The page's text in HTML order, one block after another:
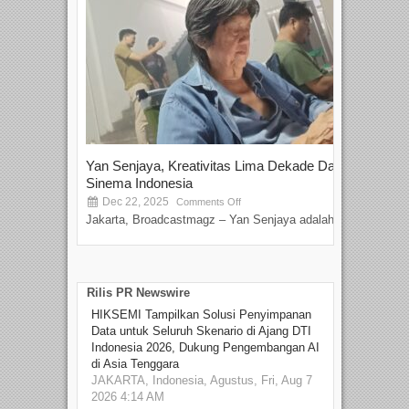
Yan Senjaya, Kreativitas Lima Dekade Dalam
Sinema Indonesia
Dec 22, 2025 Comments Off
Jakarta, Broadcastmagz – Yan Senjaya adalah...
Rilis PR Newswire
HIKSEMI Tampilkan Solusi Penyimpanan
Data untuk Seluruh Skenario di Ajang DTI
Indonesia 2026, Dukung Pengembangan AI
di Asia Tenggara
JAKARTA, Indonesia, Agustus, Fri, Aug 7
2026 4:14 AM